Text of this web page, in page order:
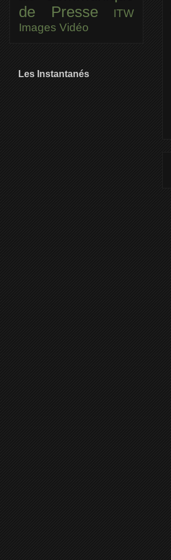
de Presse
ITW
Images Vidéo
Les Instantanés